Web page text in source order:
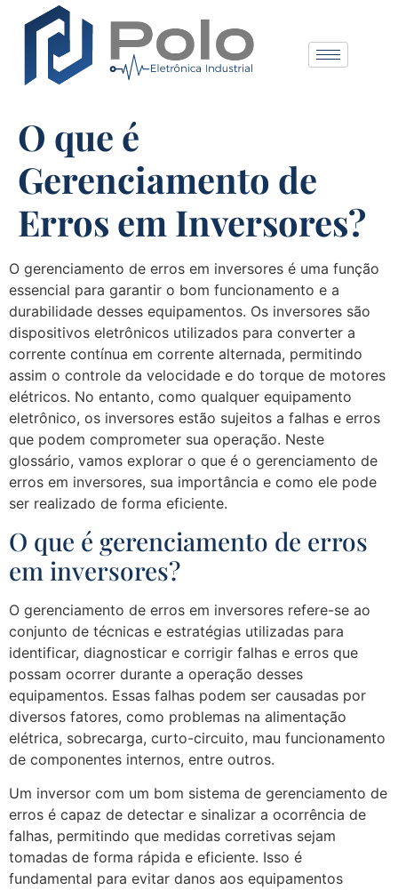
O que é
Gerenciamento de
Erros em Inversores?
O gerenciamento de erros em inversores é uma função
essencial para garantir o bom funcionamento e a
durabilidade desses equipamentos. Os inversores são
dispositivos eletrônicos utilizados para converter a
corrente contínua em corrente alternada, permitindo
assim o controle da velocidade e do torque de motores
elétricos. No entanto, como qualquer equipamento
eletrônico, os inversores estão sujeitos a falhas e erros
que podem comprometer sua operação. Neste
glossário, vamos explorar o que é o gerenciamento de
erros em inversores, sua importância e como ele pode
ser realizado de forma eficiente.
O que é gerenciamento de erros
em inversores?
O gerenciamento de erros em inversores refere-se ao
conjunto de técnicas e estratégias utilizadas para
identificar, diagnosticar e corrigir falhas e erros que
possam ocorrer durante a operação desses
equipamentos. Essas falhas podem ser causadas por
diversos fatores, como problemas na alimentação
elétrica, sobrecarga, curto-circuito, mau funcionamento
de componentes internos, entre outros.
Um inversor com um bom sistema de gerenciamento de
erros é capaz de detectar e sinalizar a ocorrência de
falhas, permitindo que medidas corretivas sejam
tomadas de forma rápida e eficiente. Isso é
fundamental para evitar danos aos equipamentos